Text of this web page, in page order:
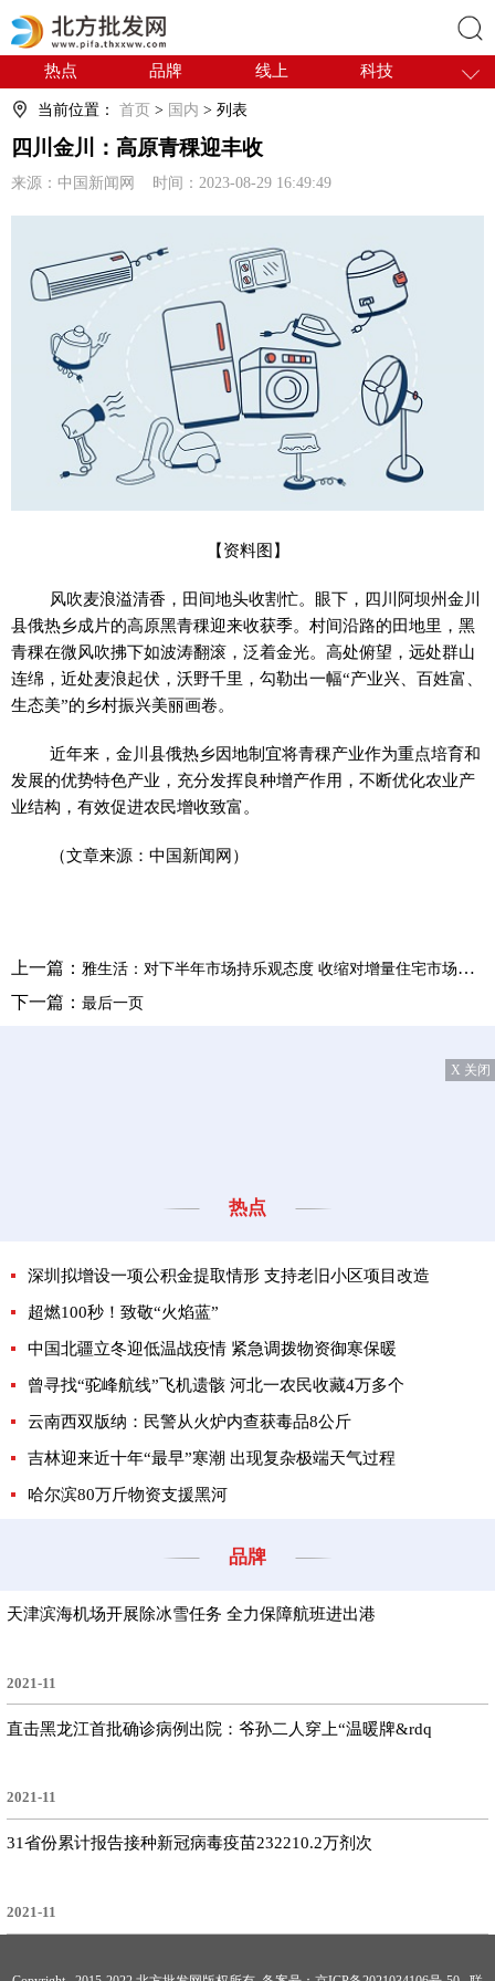
搜索
热点 品牌 线上
科技
干货
电商
会展
国内
当前位置： 首页 > 国内 > 列表
四川金川：高原青稞迎丰收
来源：中国新闻网 时间：2023-08-29 16:49:49
【资料图】
风吹麦浪溢清香，田间地头收割忙。眼下，四川阿坝州金川
县俄热乡成片的高原黑青稞迎来收获季。村间沿路的田地里，黑
青稞在微风吹拂下如波涛翻滚，泛着金光。高处俯望，远处群山
连绵，近处麦浪起伏，沃野千里，勾勒出一幅“产业兴、百姓富、
生态美”的乡村振兴美丽画卷。
近年来，金川县俄热乡因地制宜将青稞产业作为重点培育和
发展的优势特色产业，充分发挥良种增产作用，不断优化农业产
业结构，有效促进农民增收致富。
（文章来源：中国新闻网）
上一篇： 雅生活：对下半年市场持乐观态度 收缩对增量住宅市场选择
下一篇： 最后一页
X 关闭
热点
深圳拟增设一项公积金提取情形 支持老旧小区项目改造
超燃100秒！致敬“火焰蓝”
中国北疆立冬迎低温战疫情 紧急调拨物资御寒保暖
曾寻找“驼峰航线”飞机遗骸 河北一农民收藏4万多个
云南西双版纳：民警从火炉内查获毒品8公斤
吉林迎来近十年“最早”寒潮 出现复杂极端天气过程
哈尔滨80万斤物资支援黑河
品牌
天津滨海机场开展除冰雪任务 全力保障航班进出港
2021-11
直击黑龙江首批确诊病例出院：爷孙二人穿上“温暖牌&rdq
2021-11
31省份累计报告接种新冠病毒疫苗232210.2万剂次
2021-11